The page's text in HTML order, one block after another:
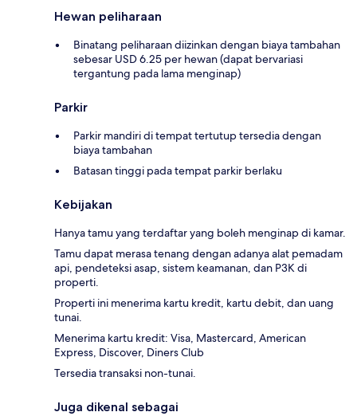
Hewan peliharaan
Binatang peliharaan diizinkan dengan biaya tambahan
sebesar USD 6.25 per hewan (dapat bervariasi
tergantung pada lama menginap)
Parkir
Parkir mandiri di tempat tertutup tersedia dengan
biaya tambahan
Batasan tinggi pada tempat parkir berlaku
Kebijakan
Hanya tamu yang terdaftar yang boleh menginap di kamar.
Tamu dapat merasa tenang dengan adanya alat pemadam
api, pendeteksi asap, sistem keamanan, dan P3K di
properti.
Properti ini menerima kartu kredit, kartu debit, dan uang
tunai.
Menerima kartu kredit: Visa, Mastercard, American
Express, Discover, Diners Club
Tersedia transaksi non-tunai.
Juga dikenal sebagai